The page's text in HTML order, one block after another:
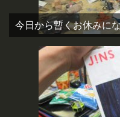
今日から暫くお休みに